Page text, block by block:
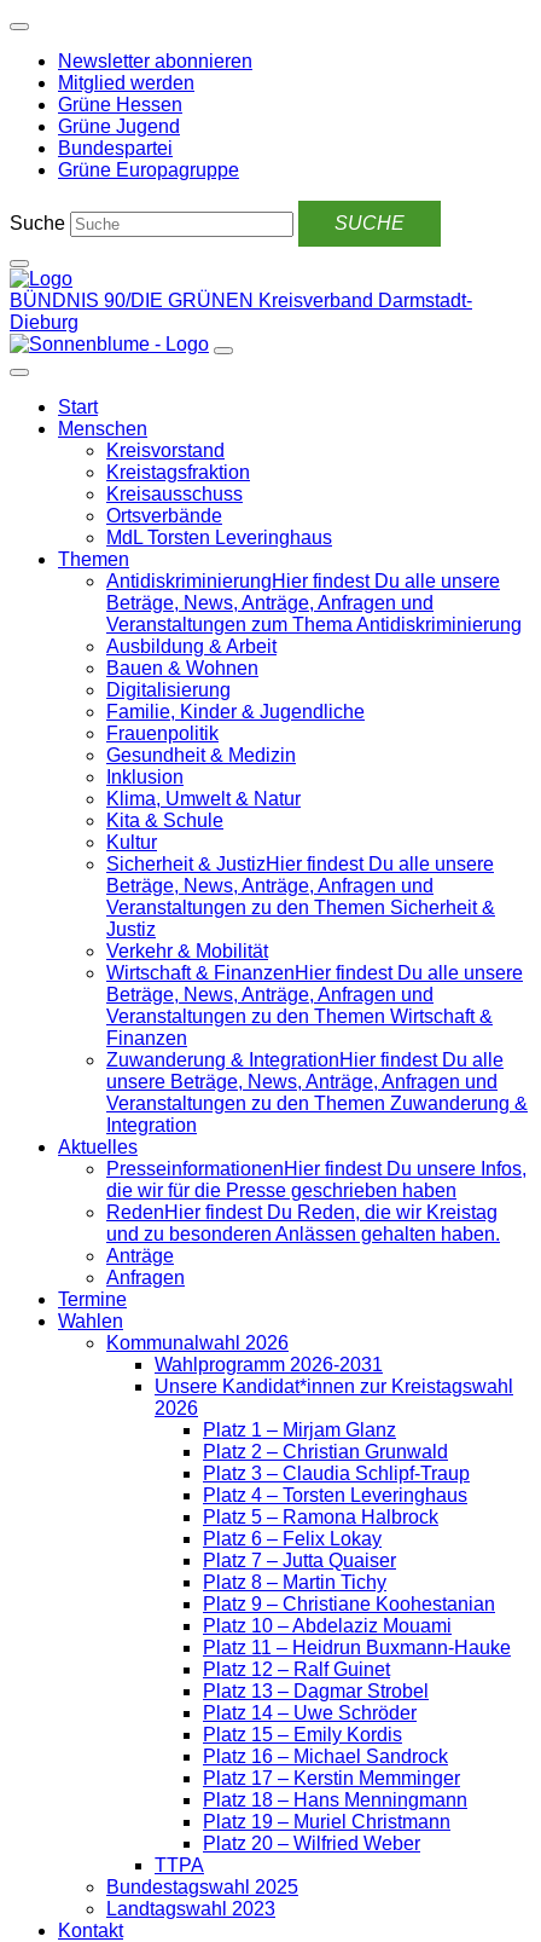
Weiter
Inhalt
Newsletter abonnieren
Mitglied werden
Grüne Hessen
Grüne Jugend
Bundespartei
Grüne Europagruppe
Suche
BÜNDNIS 90/DIE GRÜNEN Kreisverband Darmstadt-
Dieburg
Start
Menschen
Kreisvorstand
Kreistagsfraktion
Kreisausschuss
Ortsverbände
MdL Torsten Leveringhaus
Themen
Antidiskrimi­nierungHier findest Du alle unsere
Beträge, News, Anträge, Anfragen und
Veranstaltungen zum Thema Antidiskriminierung
Ausbildung & Arbeit
Bauen & Wohnen
Digitalisierung
Familie, Kinder & Jugendliche
Frauenpolitik
Gesundheit & Medizin
Inklusion
Klima, Umwelt & Natur
Kita & Schule
Kultur
Sicherheit & JustizHier findest Du alle unsere
Beträge, News, Anträge, Anfragen und
Veranstaltungen zu den Themen Sicherheit &
Justiz
Verkehr & Mobilität
Wirtschaft & FinanzenHier findest Du alle unsere
Beträge, News, Anträge, Anfragen und
Veranstaltungen zu den Themen Wirtschaft &
Finanzen
Zuwanderung & IntegrationHier findest Du alle
unsere Beträge, News, Anträge, Anfragen und
Veranstaltungen zu den Themen Zuwanderung &
Integration
Aktuelles
Presse­informationenHier findest Du unsere Infos,
die wir für die Presse geschrieben haben
RedenHier findest Du Reden, die wir Kreistag
und zu besonderen Anlässen gehalten haben.
Anträge
Anfragen
Termine
Wahlen
Kommunalwahl 2026
Wahlprogramm 2026-2031
Unsere Kandidat*innen zur Kreistagswahl
2026
Platz 1 – Mirjam Glanz
Platz 2 – Christian Grunwald
Platz 3 – Claudia Schlipf-Traup
Platz 4 – Torsten Leveringhaus
Platz 5 – Ramona Halbrock
Platz 6 – Felix Lokay
Platz 7 – Jutta Quaiser
Platz 8 – Martin Tichy
Platz 9 – Christiane Koohestanian
Platz 10 – Abdelaziz Mouami
Platz 11 – Heidrun Buxmann-Hauke
Platz 12 – Ralf Guinet
Platz 13 – Dagmar Strobel
Platz 14 – Uwe Schröder
Platz 15 – Emily Kordis
Platz 16 – Michael Sandrock
Platz 17 – Kerstin Memminger
Platz 18 – Hans Menningmann
Platz 19 – Muriel Christmann
Platz 20 – Wilfried Weber
TTPA
Bundestagswahl 2025
Landtagswahl 2023
Kontakt